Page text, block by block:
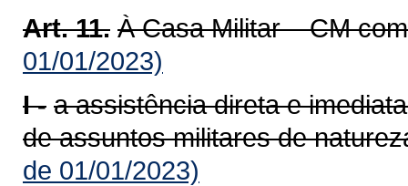
Art. 11. À Casa Militar – CM
01/01/2023)
I - a assistência direta e
de assuntos militares de
de 01/01/2023)